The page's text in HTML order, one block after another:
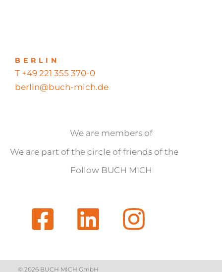
BERLIN
T +49 221 355 370-0
berlin@buch-mich.de
We are members of
We are part of the circle of friends of the
Follow BUCH MICH
© 2026 BUCH MICH GmbH